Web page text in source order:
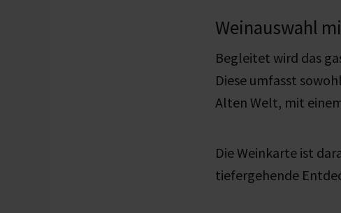
Weinauswahl
Begleitet wird das
Diese umfasst
Alten Welt, mit
Die Weinkarte ist
tiefergehende